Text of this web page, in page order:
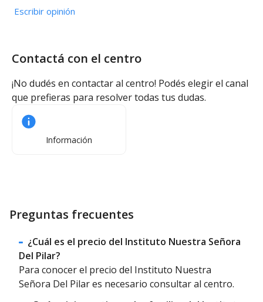
Escribir opinión
Contactá con el centro
¡No dudés en contactar al centro! Podés elegir el canal
que prefieras para resolver todas tus dudas.
Información
Preguntas frecuentes
¿Cuál es el precio del Instituto Nuestra Señora
Del Pilar?
Para conocer el precio del Instituto Nuestra
Señora Del Pilar es necesario consultar al centro.